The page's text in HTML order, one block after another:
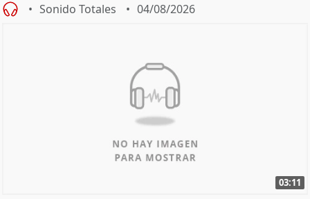
Sonido Totales 04/08/2026
03:11